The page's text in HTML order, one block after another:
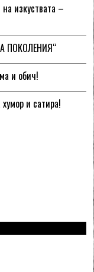
изкуствата –
ПОКОЛЕНИЯ“
и обич!
и сатира!